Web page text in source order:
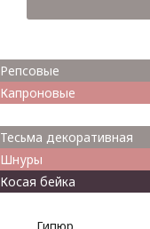
Репсовые
Капроновые
Тесьма декоративная
Шнуры
Косая бейка